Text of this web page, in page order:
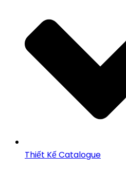
Thiết Kế Catalogue